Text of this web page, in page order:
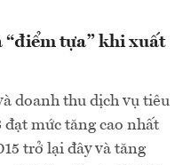
tựa” khi xuất
doanh thu dịch vụ tiêu
mức tăng cao nhất
trở lại đây và tăng